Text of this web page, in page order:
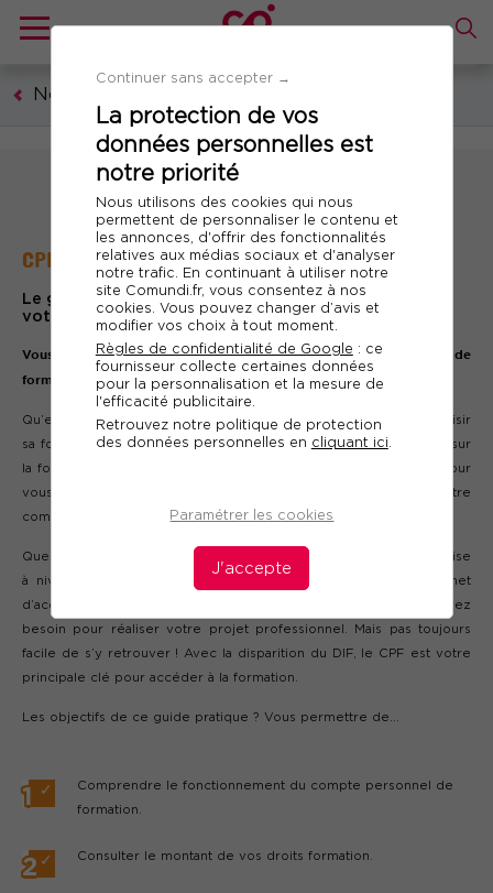
Continuer sans accepter →
La protection de vos
données personnelles est
notre priorité
Nous utilisons des cookies qui nous
permettent de personnaliser le contenu et
les annonces, d'offrir des fonctionnalités
relatives aux médias sociaux et d'analyser
notre trafic. En continuant à utiliser notre
site Comundi.fr, vous consentez à nos
cookies. Vous pouvez changer d’avis et
modifier vos choix à tout moment.
Règles de confidentialité de Google : ce
fournisseur collecte certaines données
pour la personnalisation et la mesure de
l'efficacité publicitaire.
Retrouvez notre politique de protection
des données personnelles en cliquant ici
Paramétrer les cookies
J'accepte
Nos guides & livres blancs
CPF : Suivez le guide !
Le guide pour comprendre et utiliser efficacement
votre compte personnel de formation.
Vous êtes salarié ? On vous dit tout sur votre compte personnel de
formation !
Qu’est-ce que le CPF ? Comment en bénéficier ? Comment choisir
sa formation ? Vous êtes nombreux à vous poser des questions sur
la formation professionnelle. C’est pourquoi Comundi a réalisé pour
vous ce guide sur le CPF. Découvrez comment utiliser votre
compte professionnel de formation.
Que ce soit pour une reconversion professionnelle, pour une mise
à niveau ou un changement de poste, la formation vous permet
d’acquérir les connaissances et les compétences dont vous avez
besoin pour réaliser votre projet professionnel. Mais pas toujours
facile de s’y retrouver ! Avec la disparition du DIF, le CPF est votre
principale clé pour accéder à la formation.
Les objectifs de ce guide pratique ? Vous permettre de…
Comprendre le fonctionnement du compte personnel de
formation.
Consulter le montant de vos droits formation.